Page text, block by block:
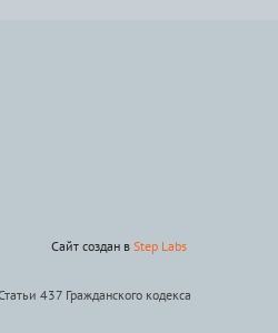
Сайт создан в Step Labs
437 Гражданского кодекса